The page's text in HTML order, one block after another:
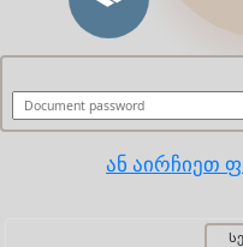
ან აირჩიეთ